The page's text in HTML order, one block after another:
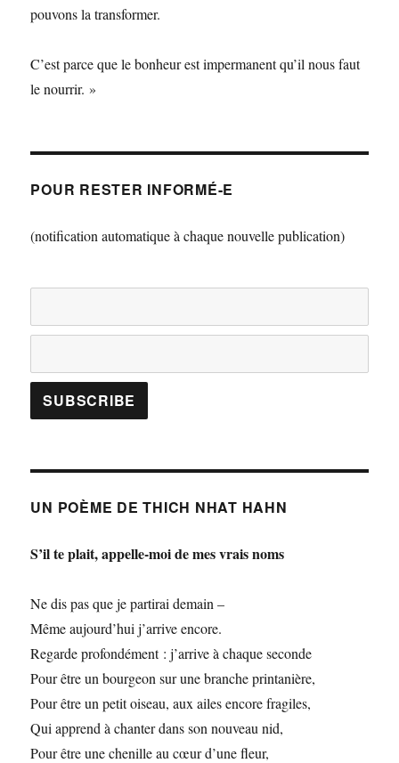
pouvons la transformer.
C’est parce que le bonheur est impermanent qu’il nous faut
le nourrir. »
POUR RESTER INFORMÉ-E
(notification automatique à chaque nouvelle publication)
UN POÈME DE THICH NHAT HAHN
S’il te plait, appelle-moi de mes vrais noms
Ne dis pas que je partirai demain –
Même aujourd’hui j’arrive encore.
Regarde profondément : j’arrive à chaque seconde
Pour être un bourgeon sur une branche printanière,
Pour être un petit oiseau, aux ailes encore fragiles,
Qui apprend à chanter dans son nouveau nid,
Pour être une chenille au cœur d’une fleur,